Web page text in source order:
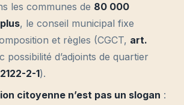
les communes de 80 000
, le conseil municipal fixe
et règles (CGCT, art.
possibilité d’adjoints de quartier
2-1).
citoyenne n’est pas un slogan :